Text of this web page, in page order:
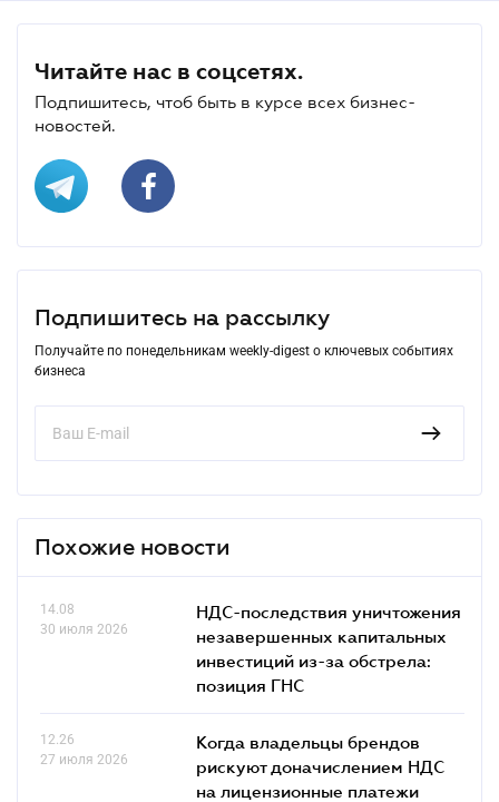
Читайте нас в соцсетях.
Подпишитесь, чтоб быть в курсе всех бизнес-
новостей.
Подпишитесь на рассылку
Получайте по понедельникам weekly-digest о ключевых событиях
бизнеса
Похожие новости
14.08
30 июля 2026
НДС-последствия уничтожения
незавершенных капитальных
инвестиций из-за обстрела:
позиция ГНС
12.26
27 июля 2026
Когда владельцы брендов
рискуют доначислением НДС
на лицензионные платежи